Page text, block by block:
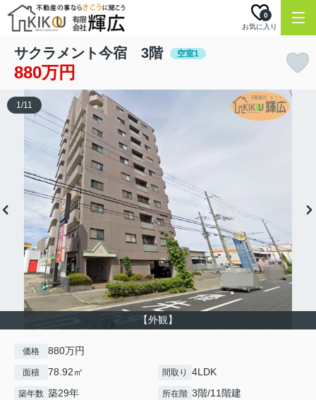
お気に入り
0
サクラメント今宿 3階 空室1
880万円
【外観】
1/11
価格 880万円
面積 78.92㎡ 間取り 4LDK
築年数 築29年 所在階 3階/11階建